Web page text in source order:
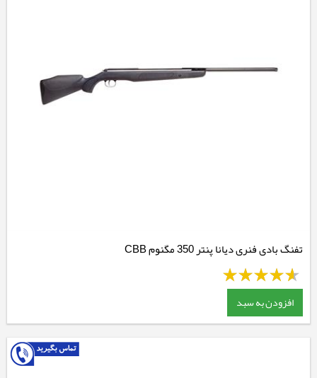
تفنگ بادی فنری دیانا پنتر 350 مگنوم CBB
افزودن به سبد